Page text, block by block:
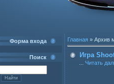
Форма входа
Поиск
Главная » Архив
Игра
Читать